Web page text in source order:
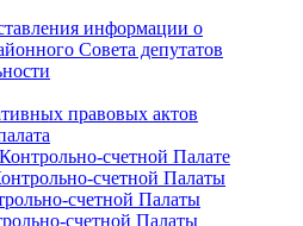
информации о
Совета депутатов
правовых актов
счетной Палате
счетной Палаты
счетной Палаты
счетной Палаты